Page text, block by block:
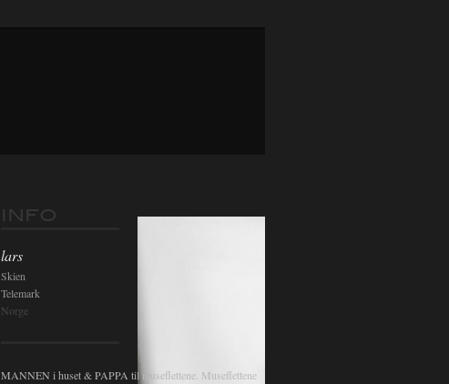
INFO
lars
Skien
Telemark
Norge
MANNEN i huset & PAPPA til museflettene. Museflettene